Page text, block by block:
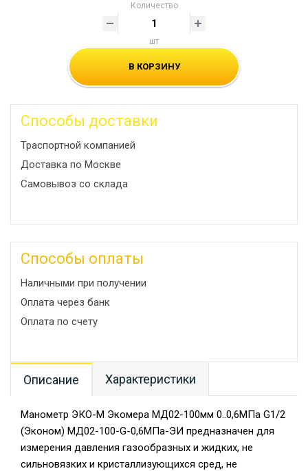
Количество
шт
В КОРЗИНУ
Способы доставки
Траспортной компанией
Доставка по Москве
Самовывоз со склада
Способы оплаты
Наличными при получении
Оплата через банк
Оплата по счету
Описание Характеристики
Манометр ЭКО-М Экомера МД02-100мм 0..0,6МПа G1/2
(Эконом) МД02-100-G-0,6МПа-ЭИ предназначен для
измерения давления газообразных и жидких, не
сильновязких и кристаллизующихся сред, не